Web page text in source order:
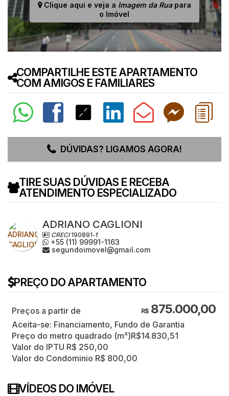
Clique aqui e veja a Imagem da Ruapara
o Imóvel
COMPARTILHE ESTE APARTAMENTO
COM AMIGOS E FAMILIARES
DÚVIDAS? LIGAMOS AGORA!
TIRE SUAS DÚVIDAS E RECEBA
ATENDIMENTO ESPECIALIZADO
ADRIANO CAGLIONI
CRECI190891-f
+55 (11) 99991-1163
segundoimovel@gmail.com
PREÇO DO APARTAMENTO
R$875.000,00
Aceita-se: Financiamento, Fundo de Garantia
Preço do metro quadrado (m²)R$14.830,51
Valor do IPTU R$ 250,00
Valor do Condominio R$ 800,00
VÍDEOS DO IMÓVEL